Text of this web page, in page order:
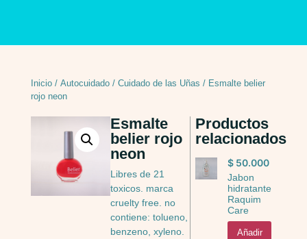
Inicio/ Autocuidado/ Cuidado de las Uñas / Esmalte belier
rojo neon
Esmalte
belier rojo
neon
Libres de 21
toxicos. marca
cruelty free. no
contiene: tolueno,
benzeno, xyleno.
Productos
relacionados
$ 50.000
Jabon
hidratante
Raquim
Care
Añadir